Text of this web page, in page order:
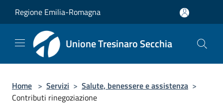
Regione Emilia-Romagna
Unione Tresinaro Secchia
Home > Servizi > Salute, benessere e assistenza >
Contributi rinegoziazione